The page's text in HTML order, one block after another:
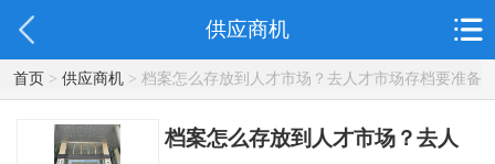
供应商机
首页> 供应商机> 档案怎么存放到人才市场？去人才市场存档要准备
什么？
档案怎么存放到人才市场？去人